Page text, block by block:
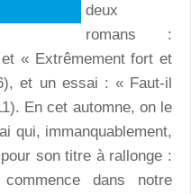
deux
romans :
« Extrêmement fort et
et un essai : « Faut-il
En cet automne, on le
qui, immanquablement,
son titre à rallonge :
dans notre